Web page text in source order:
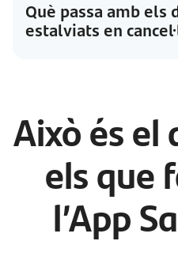
​Què passa amb els
estalviats en
Això és el
els que
l’App